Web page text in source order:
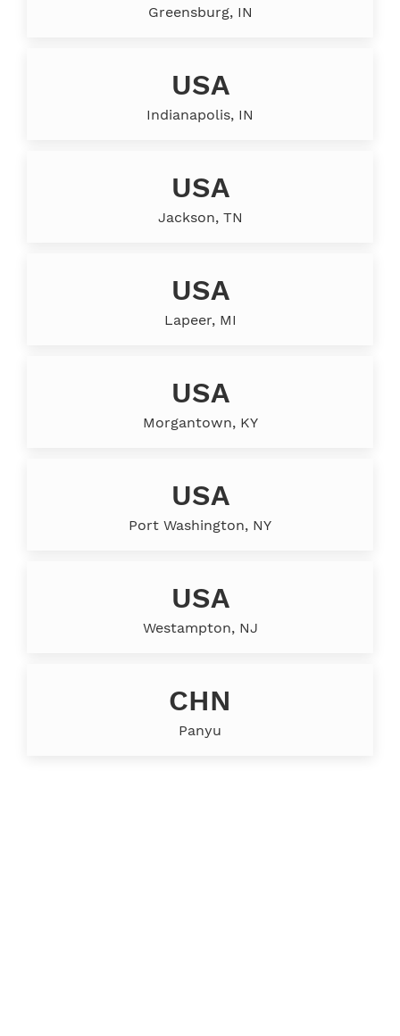
Greensburg, IN
USA
Indianapolis, IN
USA
Jackson, TN
USA
Lapeer, MI
USA
Morgantown, KY
USA
Port Washington, NY
USA
Westampton, NJ
CHN
Panyu